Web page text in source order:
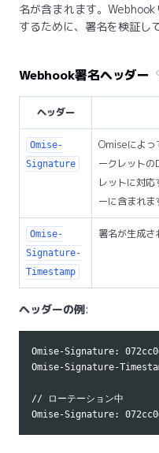
名が含まれます。
するために、署名を検証し
Webhook署名ヘッダー
ヘッダー
Omise-
Signature
Omiseによっ
ークレットの
レットに対
ーに含まれま
Omise-
Signature-
Timestamp
署名が生成
ヘッダーの例:
Omise-Signature:
Omise-Signature-
// ローテーション中